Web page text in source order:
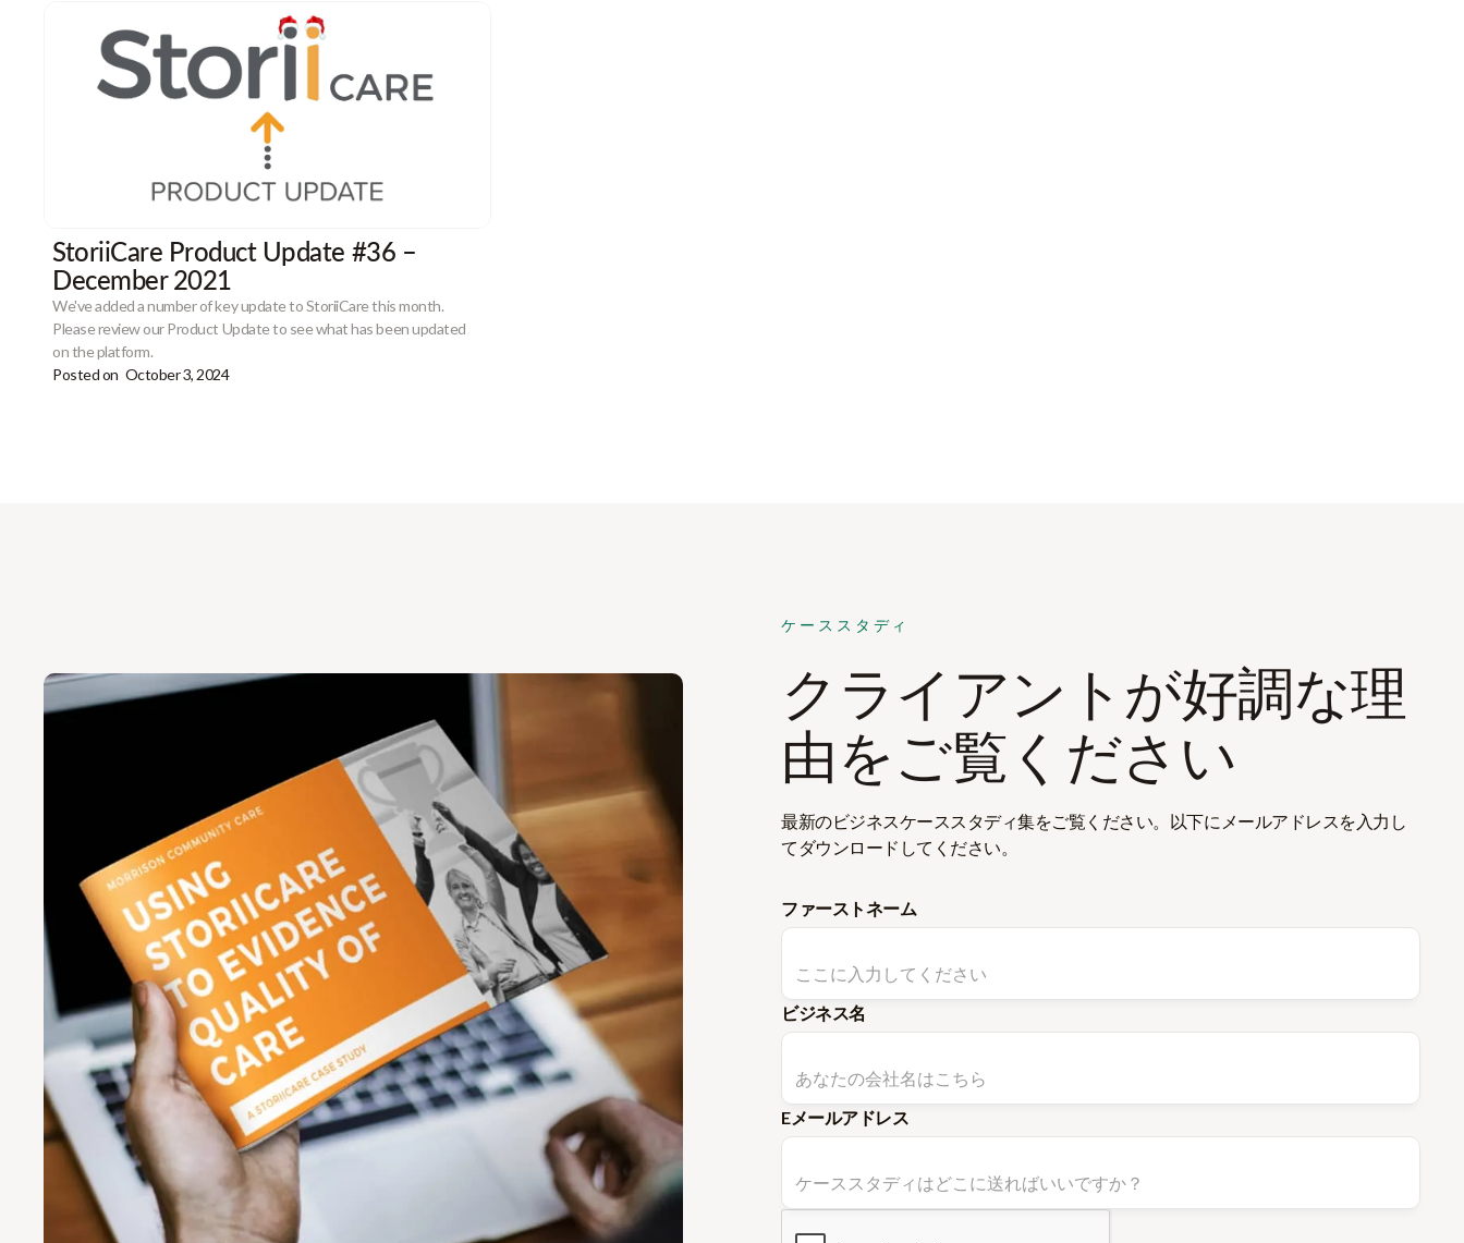
StoriiCare Product Update #36 –
December 2021
We've added a number of key update to StoriiCare this month.
Please review our Product Update to see what has been updated
on the platform.
Posted on October 3, 2024
ケーススタディ
クライアントが好調な理
由をご覧ください
最新のビジネスケーススタディ集をご覧ください。以下にメールアドレスを入力し
てダウンロードしてください。
ファーストネーム
ビジネス名
Eメールアドレス